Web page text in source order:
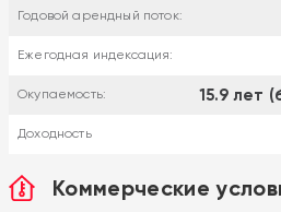
Годовой арендный поток:
Ежегодная индексация:
Окупаемость: 15.9 лет
Доходность
Коммерческие